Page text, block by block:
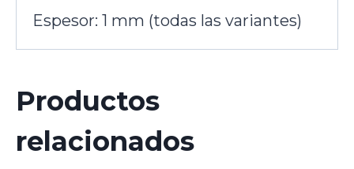
Espesor: 1 mm (todas las variantes)
Productos
relacionados